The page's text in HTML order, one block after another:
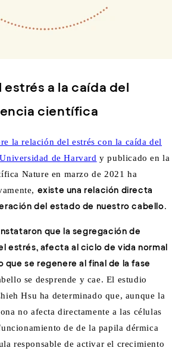
a la caída del
científica
la relación del estrés con la caída del
de Harvard y publicado en la
Nature en marzo de 2021 ha
existe una relación directa
del estado de nuestro cabello.
que la segregación de
estrés, afecta al ciclo de vida normal
se regenere al final de la fase
se desprende y cae. El estudio
Hsu ha determinado que, aunque la
no afecta directamente a las células
de de la papila dérmica
responsable de activar el crecimiento